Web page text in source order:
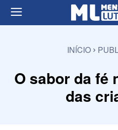
INÍCIO
O sabor da fé
das